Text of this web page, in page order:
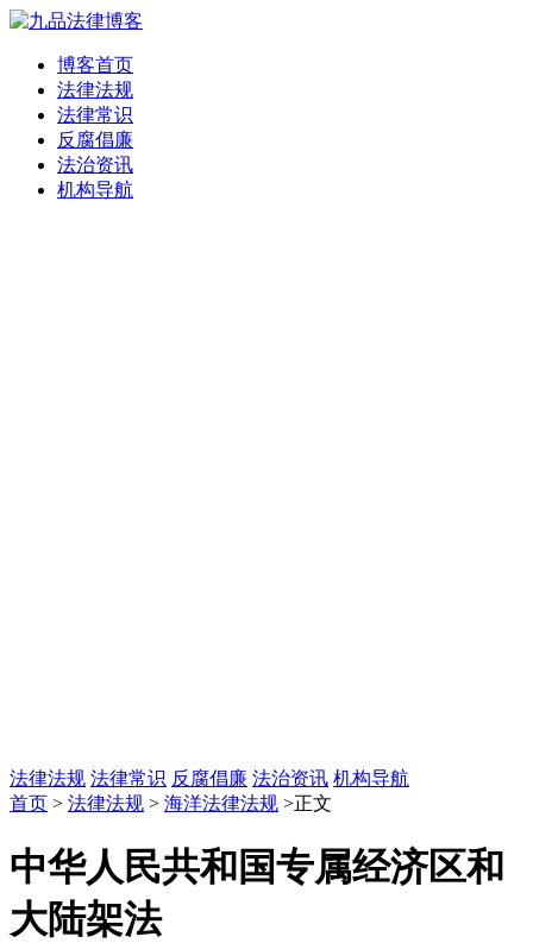
博客首页
法律法规
法律常识
反腐倡廉
法治资讯
机构导航
法律法规 法律常识 反腐倡廉 法治资讯 机构导航
首页 > 法律法规 > 海洋法律法规 >正文
中华人民共和国专属经济区和
大陆架法